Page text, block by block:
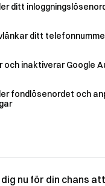
ditt
ditt
och inaktiverar Google
fondlösenordet och
nu för din chans att